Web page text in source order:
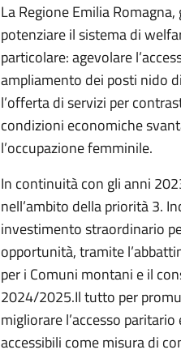
La Regione Emilia
potenziare il sistema di
particolare: agevolare
ampliamento dei posti nido
l’offerta di servizi per
condizioni economiche
l’occupazione femminile.
In continuità con gli anni
nell’ambito della priorità 3.
investimento straordinario
opportunità, tramite
per i Comuni montani e il
2024/2025.Il tutto per
migliorare l’accesso
accessibili come misura di